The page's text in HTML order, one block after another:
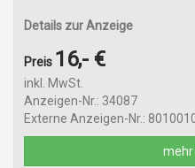
Details zur Anzeige
Preis 16,- €
inkl. MwSt.
Anzeigen-Nr.: 34087
Externe Anzeigen-Nr.:
mehr